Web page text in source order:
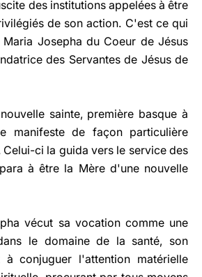
des institutions appelées à être
de son action. C'est ce qui
Josepha du Coeur de Jésus
des Servantes de Jésus de
sainte, première basque à
manifeste de façon particulière
ci la guida vers le service des
à être la Mère d'une nouvelle
vécut sa vocation comme une
le domaine de la santé, son
à conjuguer l'attention matérielle